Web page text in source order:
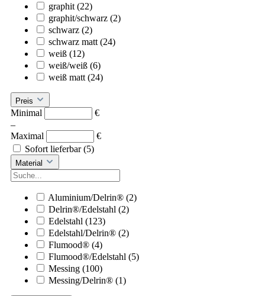
graphit (22)
graphit/schwarz (2)
schwarz (2)
schwarz matt (24)
weiß (12)
weiß/weiß (6)
weiß matt (24)
Preis
Minimal
€
–
Maximal
€
Sofort lieferbar(5)
Material
Aluminium/Delrin® (2)
Delrin®/Edelstahl (2)
Edelstahl (123)
Edelstahl/Delrin® (2)
Flumood® (4)
Flumood®/Edelstahl (5)
Messing (100)
Messing/Delrin® (1)